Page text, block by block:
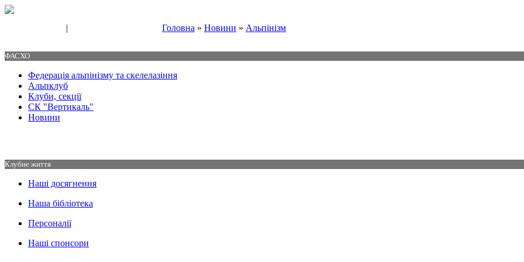
| Головна » Новини » Альпінізм
ФАСХО
Федерація альпінізму та скелелазіння
Альпклуб
Клуби, секції
СК "Вертикаль"
Новини
Клубне життя
Наші досягнення
Наша бібліотека
Персоналії
Наші спонсори